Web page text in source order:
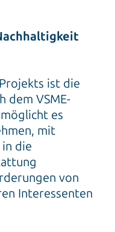
ist die
dem VSME-
es
mit
die
von
Interessenten